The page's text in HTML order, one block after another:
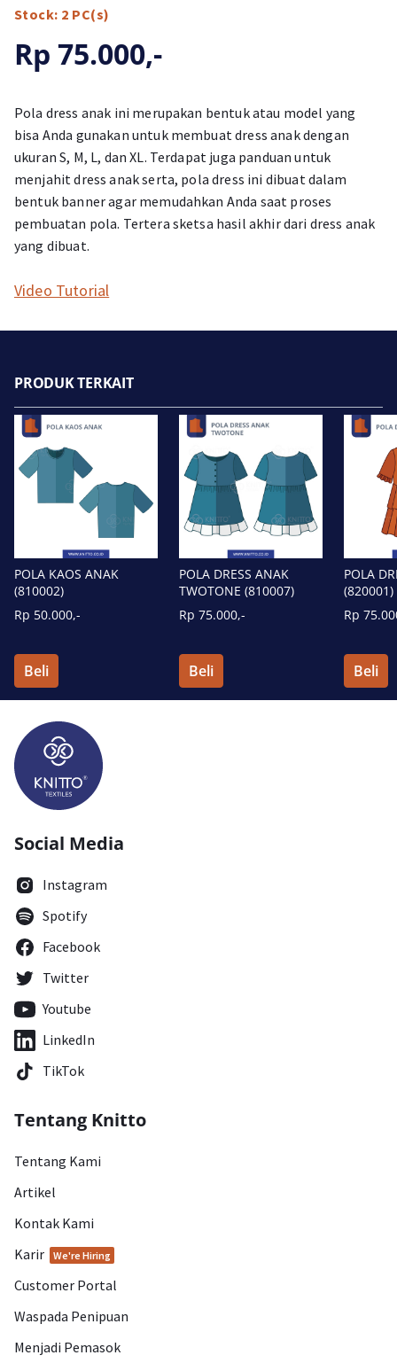
Stock: 2 PC(s)
Rp 75.000,-
Pola dress anak ini merupakan bentuk atau model yang
bisa Anda gunakan untuk membuat dress anak dengan
ukuran S, M, L, dan XL. Terdapat juga panduan untuk
menjahit dress anak serta, pola dress ini dibuat dalam
bentuk banner agar memudahkan Anda saat proses
pembuatan pola. Tertera sketsa hasil akhir dari dress anak
yang dibuat.
Video Tutorial
PRODUK TERKAIT
POLA KAOS ANAK
(810002)
Rp 50.000,-
Beli
POLA DRESS ANAK
TWOTONE (810007)
Rp 75.000,-
Beli
POLA
(820001)
Rp
Beli
Social Media
Instagram
Spotify
Facebook
Twitter
Youtube
LinkedIn
TikTok
Tentang Knitto
Tentang Kami
Artikel
Kontak Kami
Karir
We're Hiring
Customer Portal
Waspada Penipuan
Menjadi Pemasok